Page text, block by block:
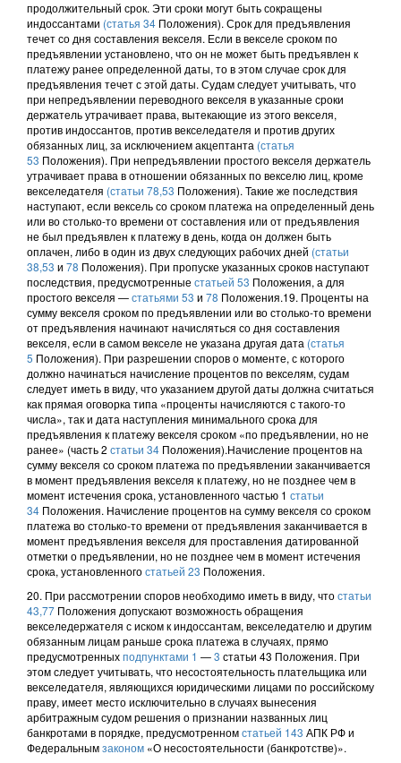
продолжительный срок. Эти сроки могут быть сокращены
индоссантами (статья 34 Положения). Срок для предъявления
течет со дня составления векселя. Если в векселе сроком по
предъявлении установлено, что он не может быть предъявлен к
платежу ранее определенной даты, то в этом случае срок для
предъявления течет с этой даты. Судам следует учитывать, что
при непредъявлении переводного векселя в указанные сроки
держатель утрачивает права, вытекающие из этого векселя,
против индоссантов, против векселедателя и против других
обязанных лиц, за исключением акцептанта (статья
53 Положения). При непредъявлении простого векселя держатель
утрачивает права в отношении обязанных по векселю лиц, кроме
векселедателя (статьи 78,53 Положения). Такие же последствия
наступают, если вексель со сроком платежа на определенный день
или во столько-то времени от составления или от предъявления
не был предъявлен к платежу в день, когда он должен быть
оплачен, либо в один из двух следующих рабочих дней (статьи
38,53 и 78 Положения). При пропуске указанных сроков наступают
последствия, предусмотренные статьей 53 Положения, а для
простого векселя —статьями 53 и 78 Положения.19. Проценты на
сумму векселя сроком по предъявлении или во столько-то времени
от предъявления начинают начисляться со дня составления
векселя, если в самом векселе не указана другая дата (статья
5 Положения). При разрешении споров о моменте, с которого
должно начинаться начисление процентов по векселям, судам
следует иметь в виду, что указанием другой даты должна считаться
как прямая оговорка типа «проценты начисляются с такого-то
числа», так и дата наступления минимального срока для
предъявления к платежу векселя сроком «по предъявлении, но не
ранее» (часть 2 статьи 34 Положения).Начисление процентов на
сумму векселя со сроком платежа по предъявлении заканчивается
в момент предъявления векселя к платежу, но не позднее чем в
момент истечения срока, установленного частью 1 статьи
34 Положения. Начисление процентов на сумму векселя со сроком
платежа во столько-то времени от предъявления заканчивается в
момент предъявления векселя для проставления датированной
отметки о предъявлении, но не позднее чем в момент истечения
срока, установленногостатьей 23 Положения.
20. При рассмотрении споров необходимо иметь в виду, чтостатьи
43,77 Положения допускают возможность обращения
векселедержателя с иском к индоссантам, векселедателю и другим
обязанным лицам раньше срока платежа в случаях, прямо
предусмотренныхподпунктами 1 —3 статьи 43 Положения. При
этом следует учитывать, что несостоятельность плательщика или
векселедателя, являющихся юридическими лицами по российскому
праву, имеет место исключительно в случаях вынесения
арбитражным судом решения о признании названных лиц
банкротами в порядке, предусмотренномстатьей 143 АПК РФ и
Федеральнымзаконом «О несостоятельности (банкротстве)».